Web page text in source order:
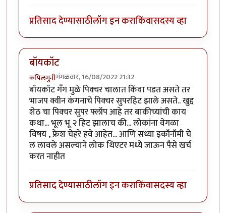
प्रतिसाद देण्यासाठीलॉग इन कराकिंवासदस्य व्हा
बॉयकॉट
कपिलमुनीमंगळवार, 16/08/2022 21:32
बॉयकॉट गँग मुळे पिक्चर चालात किंवा पडत असते तर
भाजप क्वीन कंगनाचे पिक्चर सुपरहिट झाले असते.. खुद्द
शेठ चा पिक्चर सुपर फ्लॉप आहे तर बाकीच्यांची काय
कथा... भूल भू २ हिट झालाच की... लोकांना वेगळा
विषय , फ्रेश चेहरे हवे आहेत... आणि सध्या इकॉनॉमी चे
ल लावले असल्याने लोक थिएटर मध्ये जाऊन पैसे खर्च
करत नाहीत
प्रतिसाद देण्यासाठीलॉग इन कराकिंवासदस्य व्हा